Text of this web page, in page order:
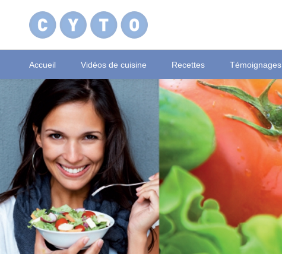
Accueil Vidéos de cuisine Recettes Témoignages